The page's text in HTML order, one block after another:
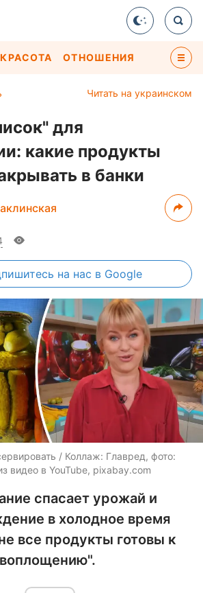
ОТНОШЕНИЯ
Читать на украинском
для
какие продукты
в банки
на нас в Google
/ Коллаж: Главред, фото:
видео в YouTube, pixabay.com
спасает урожай и
в холодное время
все продукты готовы к